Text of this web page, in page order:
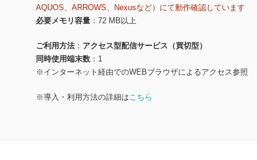
AQUOS、ARROWS、Nexusなど）にて動作確認しています
必要メモリ容量
72 MB以上
ご利用方法
アクセス型配信サービス（買切型）
同時使用端末数
1
※インターネット経由でのWEBブラウザによるアクセス参照
※導入・利用方法の詳細はこちら